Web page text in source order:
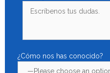
¿Cómo nos has conocido?